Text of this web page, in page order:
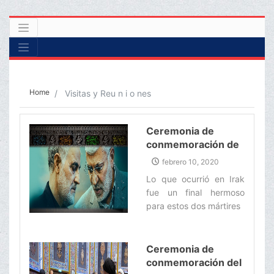
Home Visitas y Reu n i o nes
Ceremonia de
conmemoración de
los Mártires, el Hayy
Abu-Mahdi al-
Muhandis
febrero 10, 2020
Lo que ocurrió en Irak
fue un final hermoso
para estos dos mártires‌
Ceremonia de
conmemoración del